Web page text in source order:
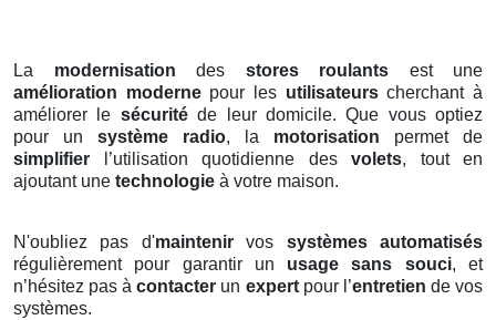
La modernisation des stores roulants est une
amélioration modernepour les utilisateurscherchant à
améliorer le sécuritéde leur domicile. Que vous optiez
pour un système radio, la motorisation permet de
simplifier l’utilisation quotidienne des volets, tout en
ajoutant une technologie à votre maison.
N'oubliez pas d'maintenirvos systèmes automatisés
régulièrement pour garantir un usage sans souci, et
n’hésitez pas àcontacter un expertpour l’entretien de vos
systèmes.